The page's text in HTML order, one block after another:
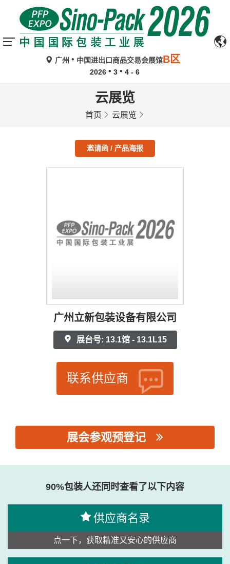
广州 中国进出口商品交易会展馆B区
2026 3 4 - 6
云展览
首页 云展览
邀请函 / 产品海报
广州立新包装设备有限公司
展台号: 13.1馆 - 13.1L15
联系供应商
展会参观预登记
90%包装人还同时查看了以下内容
供应商名录
点一下，获取精准又安心的供应商